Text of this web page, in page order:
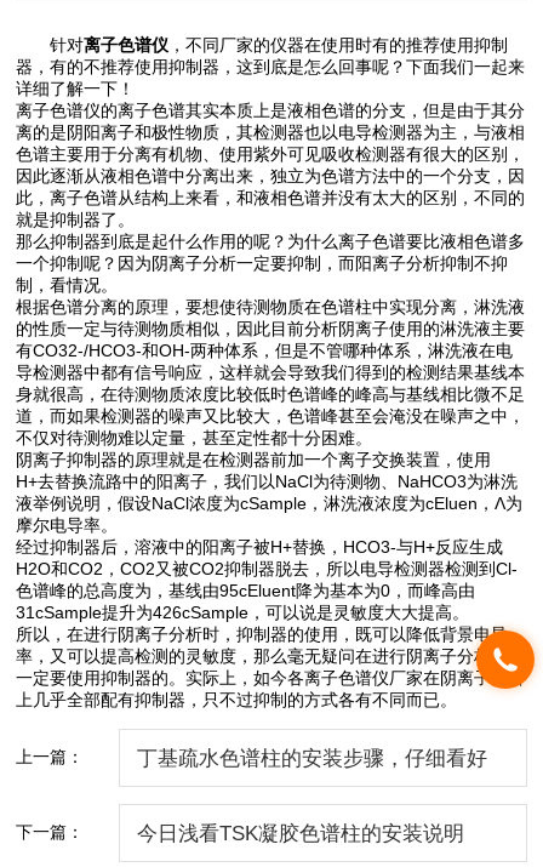
针对离子色谱仪 ，不同厂家的仪器在使用时有的推荐使用抑制
器，有的不推荐使用抑制器，这到底是怎么回事呢？下面我们一起来
详细了解一下！
离子色谱仪的离子色谱其实本质上是液相色谱的分支，但是由于其分
离的是阴阳离子和极性物质，其检测器也以电导检测器为主，与液相
色谱主要用于分离有机物、使用紫外可见吸收检测器有很大的区别，
因此逐渐从液相色谱中分离出来，独立为色谱方法中的一个分支，因
此，离子色谱从结构上来看，和液相色谱并没有太大的区别，不同的
就是抑制器了。
那么抑制器到底是起什么作用的呢？为什么离子色谱要比液相色谱多
一个抑制呢？因为阴离子分析一定要抑制，而阳离子分析抑制不抑
制，看情况。
根据色谱分离的原理，要想使待测物质在色谱柱中实现分离，淋洗液
的性质一定与待测物质相似，因此目前分析阴离子使用的淋洗液主要
有CO32-/HCO3-和OH-两种体系，但是不管哪种体系，淋洗液在电
导检测器中都有信号响应，这样就会导致我们得到的检测结果基线本
身就很高，在待测物质浓度比较低时色谱峰的峰高与基线相比微不足
道，而如果检测器的噪声又比较大，色谱峰甚至会淹没在噪声之中，
不仅对待测物难以定量，甚至定性都十分困难。
阴离子抑制器的原理就是在检测器前加一个离子交换装置，使用
H+去替换流路中的阳离子，我们以NaCl为待测物、NaHCO3为淋洗
液举例说明，假设NaCl浓度为cSample，淋洗液浓度为cEluen，Λ为
摩尔电导率。
经过抑制器后，溶液中的阳离子被H+替换，HCO3-与H+反应生成
H2O和CO2，CO2又被CO2抑制器脱去，所以电导检测器检测到Cl-
色谱峰的总高度为，基线由95cEluent降为基本为0，而峰高由
31cSample提升为426cSample，可以说是灵敏度大大提高。
所以，在进行阴离子分析时，抑制器的使用，既可以降低背景电导
率，又可以提高检测的灵敏度，那么毫无疑问在进行阴离子分析时是
一定要使用抑制器的。实际上，如今各离子色谱仪厂家在阴离子分析
上几乎全部配有抑制器，只不过抑制的方式各有不同而已。
上一篇： 丁基疏水色谱柱的安装步骤，仔细看好
下一篇： 今日浅看TSK凝胶色谱柱的安装说明